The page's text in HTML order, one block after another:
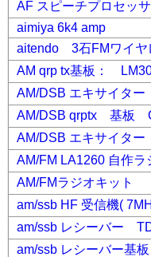
AF スピーチプロセッ
aimiya 6k4 amp
aitendo 3石FMワイ
AM qrp tx基板：
AM/DSB エキサイタ
AM/DSB qrptx 基板
AM/DSB エキサイタ
AM/FM LA1260 自作ラ
AM/FMラジオキット
am/ssb HF 受信機(
am/ssb レシーバー
am/ssb レシーバー基